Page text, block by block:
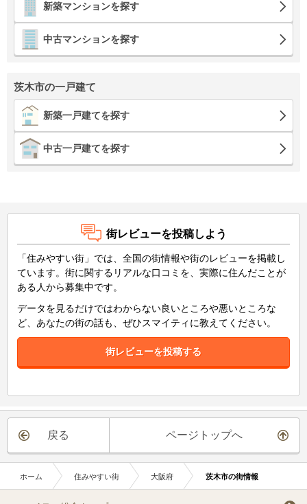
新築マンションを探す
中古マンションを探す
茨木市の一戸建て
新築一戸建てを探す
中古一戸建てを探す
街レビューを投稿しよう
「住みやすい街」では、全国の街情報や街のレビューを掲載し
ています。街に関するリアルな口コミを、実際に住んだことが
ある人から募集中です。
データを見るだけではわからない良いところや悪いところな
ど、あなたの街の話も、ぜひスマイティに教えてください。
街レビューを投稿する
戻る ページトップへ
ホーム 住みやすい街 大阪府 茨木市の街情報